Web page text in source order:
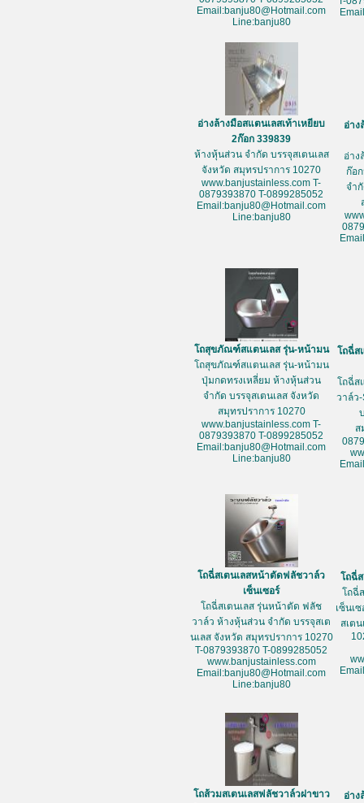
Email:banju80@Hotmail.com
Line:banju80
อ่างล้างมือสแตนเลสเท้าเหยียบ
2ก๊อก 339839
ห้างหุ้นส่วน จำกัด บรรจุสเตนเลส
จังหวัด สมุทรปราการ 10270
www.banjustainless.com T-
0879393870 T-0899285052
Email:banju80@Hotmail.com
Line:banju80
อ่าง
อ่าง
ก๊อ
จำ
โถสุขภัณฑ์สแตนเลส รุ่น-หน้ามน
โถสุขภัณฑ์สแตนเลส รุ่น-หน้ามน
ปุ่มกดทรงเหลี่ยม ห้างหุ้นส่วน
จำกัด บรรจุสเตนเลส จังหวัด
สมุทรปราการ 10270
www.banjustainless.com T-
0879393870 T-0899285052
Email:banju80@Hotmail.com
Line:banju80
โถฉี่ส
โถฉี่ส
วาล์ว
ส
โถฉี่สเตนเลสหน้าตัดฟลัชวาล์ว
เซ็นเซอร์
โถฉี่สเตนเลส รุ่นหน้าตัด ฟลัช
วาล์ว ห้างหุ้นส่วน จำกัด บรรจุสเต
นเลส จังหวัด สมุทรปราการ 10270
T-0879393870 T-0899285052
www.banjustainless.com
Email:banju80@Hotmail.com
Line:banju80
โถฉี่
โถฉี่
เซ็นเ
สเต
โถส้วมสเตนเลสฟลัชวาล์วฝาขาว
อ่าง